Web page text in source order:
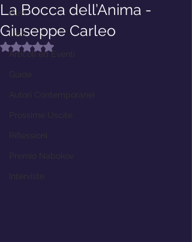
Film
Libri
Articoli ed Eventi
La Bocca dell’Anima -
Giuseppe Carleo
Valutazione NaN stelle su 5.